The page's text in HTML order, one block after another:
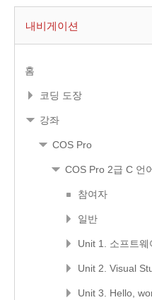
내비게이션
홈
코딩 도장
강좌
COS Pro
COS Pro 2급 C 언
참여자
일반
Unit 1. 소프트웨
Unit 2. Visual
Unit 3. Hello,